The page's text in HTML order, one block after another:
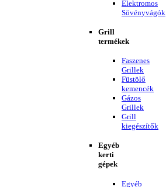
Elektromos
Sövényvágók
Grill
termékek
Faszenes
Grillek
Füstölő
kemencék
Gázos
Grillek
Grill
kiegészítők
Egyéb
kerti
gépek
Egyéb